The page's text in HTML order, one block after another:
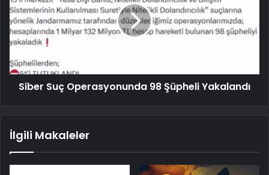
Siber Suç Operasyonunda 98 Şüpheli Yakalandı
İlgili Makaleler